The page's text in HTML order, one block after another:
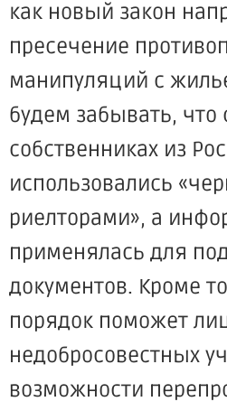
как новый закон
пресечение
манипуляций с
будем забывать, что
собственниках из
использовались
риелторами», а
применялась для
документов. Кроме
порядок поможет
недобросовестных
возможности